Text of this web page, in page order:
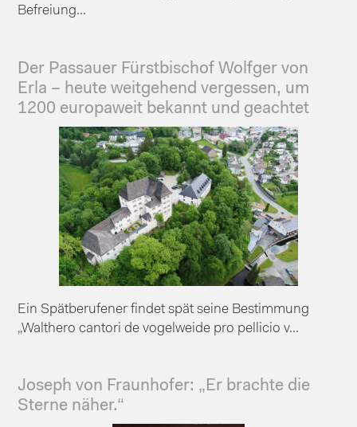
Befreiung...
Der Passauer Fürstbischof Wolfger von
Erla – heute weitgehend vergessen, um
1200 europaweit bekannt und geachtet
Ein Spätberufener findet spät seine Bestimmung
„Walthero cantori de vogelweide pro pellicio v...
Joseph von Fraunhofer: „Er brachte die
Sterne näher.“